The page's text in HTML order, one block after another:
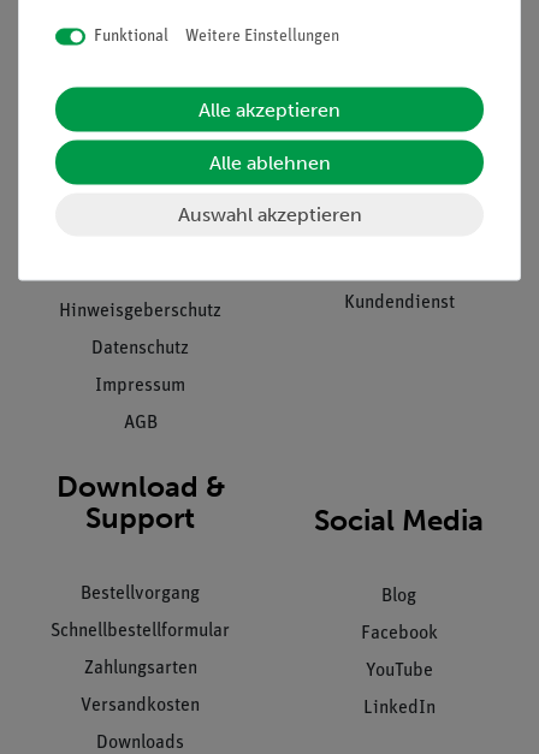
Informationen
Projekte und Lösungen
Hinweisgeberschutz
Datenschutz
Impressum
AGB
Beratung & Showroom
Einräumservice
Kundendienst
Download &
Support
Bestellvorgang
Schnellbestellformular
Zahlungsarten
Versandkosten
Downloads
Social Media
Blog
Facebook
YouTube
LinkedIn
Funktional Weitere Einstellungen
Alle akzeptieren
Alle ablehnen
Auswahl akzeptieren